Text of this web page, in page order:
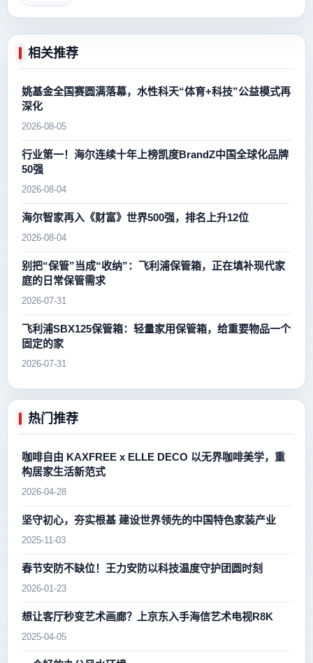
相关推荐
姚基金全国赛圆满落幕，水性科天“体育+科技”公益模式再
深化
2026-08-05
行业第一！海尔连续十年上榜凯度BrandZ中国全球化品牌
50强
2026-08-04
海尔智家再入《财富》世界500强，排名上升12位
2026-08-04
别把“保管”当成“收纳”：飞利浦保管箱，正在填补现代家
庭的日常保管需求
2026-07-31
飞利浦SBX125保管箱：轻量家用保管箱，给重要物品一个
固定的家
2026-07-31
热门推荐
咖啡自由 KAXFREE x ELLE DECO 以无界咖啡美学，重
构居家生活新范式
2026-04-28
坚守初心，夯实根基 建设世界领先的中国特色家装产业
2025-11-03
春节安防不缺位！王力安防以科技温度守护团圆时刻
2026-01-23
想让客厅秒变艺术画廊？上京东入手海信艺术电视R8K
2025-04-05